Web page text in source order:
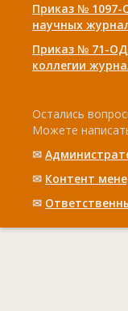
Приказ № 1097-
научных
Приказ № 71-ОД
коллегии
Остались
Можете
✉
✉ Контент
✉